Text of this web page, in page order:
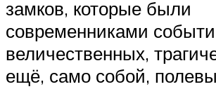
замков, которые были
современниками
величественных,
ещё, само собой,